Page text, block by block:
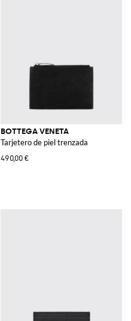
BOTTEGA VENETA
Tarjetero de piel trenzada
490,00 €